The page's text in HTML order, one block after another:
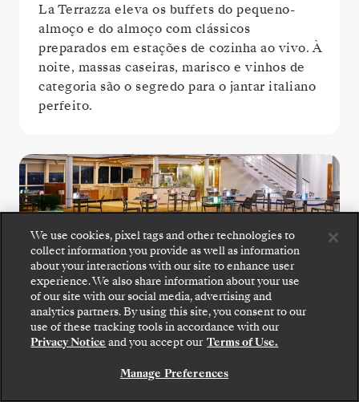
La Terrazza eleva os buffets do pequeno-
almoço e do almoço com clássicos
preparados em estações de cozinha ao vivo. À
noite, massas caseiras, marisco e vinhos de
categoria são o segredo para o jantar italiano
perfeito.
The Grill
Desfrute de saladas frescas, marisco
grelhado e bifes no ponto no The Grill, um
We use cookies, pixel tags and other technologies to
collect information you provide as well as information
about your interactions with our site to enhance user
experience. We also share information about your use
of our site with our social media, advertising and
analytics partners. By using this site, you consent to our
use of these tracking tools in accordance with our
Privacy Notice and you accept our Terms of Use.
Manage Preferences